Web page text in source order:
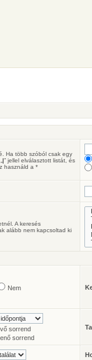
Ha több szóból csak egy
|” jellel elválasztott listát, és
használd a *
A keresés
alább nem kapcsoltad ki
Nem
sorrend
sorrend